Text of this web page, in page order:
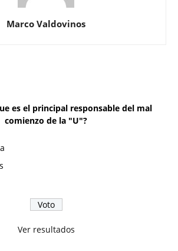
Marco Valdovinos
es el principal responsable del mal
comienzo de la "U"?
Ver resultados